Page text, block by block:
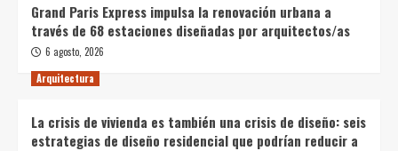
Grand Paris Express impulsa la renovación urbana a
través de 68 estaciones diseñadas por arquitectos/as
6 agosto, 2026
Arquitectura
La crisis de vivienda es también una crisis de diseño: seis
estrategias de diseño residencial que podrían reducir a